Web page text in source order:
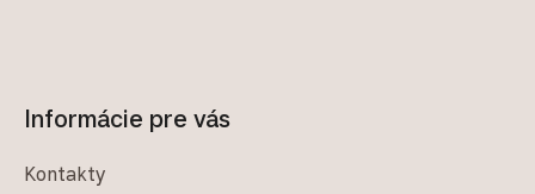
Informácie pre vás
Kontakty